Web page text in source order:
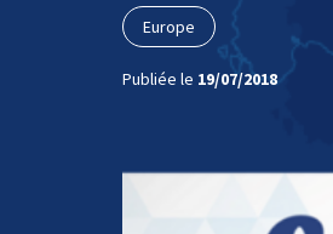
Europe
Publiée le 19/07/2018